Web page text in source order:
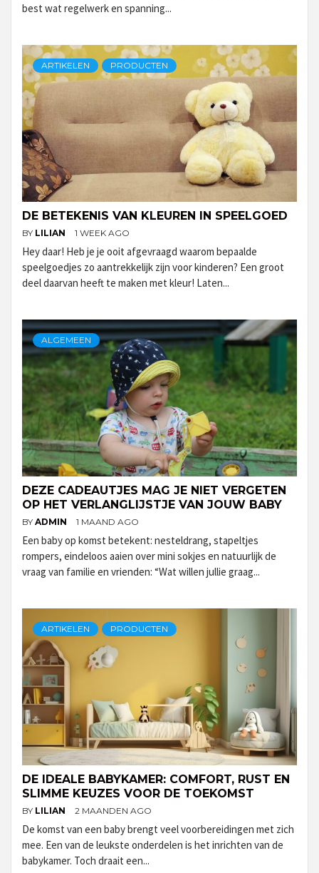
best wat regelwerk en spanning...
ARTIKELEN PRODUCTEN
DE BETEKENIS VAN KLEUREN IN SPEELGOED
BY LILIAN 1 WEEK AGO
Hey daar! Heb je je ooit afgevraagd waarom bepaalde
speelgoedjes zo aantrekkelijk zijn voor kinderen? Een groot
deel daarvan heeft te maken met kleur! Laten...
ALGEMEEN
DEZE CADEAUTJES MAG JE NIET VERGETEN
OP HET VERLANGLIJSTJE VAN JOUW BABY
BY ADMIN 1 MAAND AGO
Een baby op komst betekent: nesteldrang, stapeltjes
rompers, eindeloos aaien over mini sokjes en natuurlijk de
vraag van familie en vrienden: “Wat willen jullie graag...
ARTIKELEN PRODUCTEN
DE IDEALE BABYKAMER: COMFORT, RUST EN
SLIMME KEUZES VOOR DE TOEKOMST
BY LILIAN 2 MAANDEN AGO
De komst van een baby brengt veel voorbereidingen met zich
mee. Een van de leukste onderdelen is het inrichten van de
babykamer. Toch draait een...